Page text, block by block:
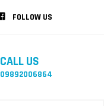
FOLLOW US
CALL US
09892006864